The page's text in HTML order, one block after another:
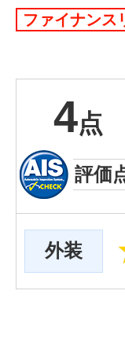
ファイナンス
4点
評価
外装